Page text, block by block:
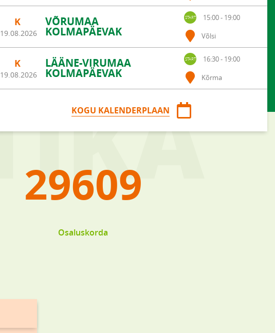
29609
Osaluskorda
K
19.08.2026
VÕRUMAA
KOLMAPÄEVAK
15:00 - 19:00
Võlsi
K
19.08.2026
LÄÄNE-VIRUMAA
KOLMAPÄEVAK
16:30 - 19:00
Kõrma
KOGU KALENDERPLAAN